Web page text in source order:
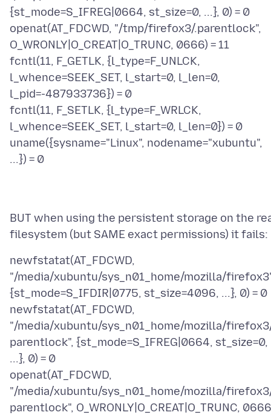
{st_mode=S_IFREG|0664, st_size=0, ...}, 0) = 0
openat(AT_FDCWD, "/tmp/firefox3/.parentlock",
O_WRONLY|O_CREAT|O_TRUNC, 0666) = 11
fcntl(11, F_GETLK, {l_type=F_UNLCK,
l_whence=SEEK_SET, l_start=0, l_len=0,
l_pid=-487933736}) = 0
fcntl(11, F_SETLK, {l_type=F_WRLCK,
l_whence=SEEK_SET, l_start=0, l_len=0}) = 0
uname({sysname="Linux", nodename="xubuntu",
BUT when using the persistent storage on the
newfstatat(AT_FDCWD,
"/media/xubuntu/sys_n01_home/mozilla/
{st_mode=S_IFDIR|0775, st_size=4096, ...}, 0) = 0
newfstatat(AT_FDCWD,
"/media/xubuntu/sys_n01_home/mozilla/
parentlock", {st_mode=S_IFREG|0664, st_size=0,
...}, 0) = 0
openat(AT_FDCWD,
"/media/xubuntu/sys_n01_home/mozilla/
parentlock", O_WRONLY|O_CREAT|O_TRUNC,